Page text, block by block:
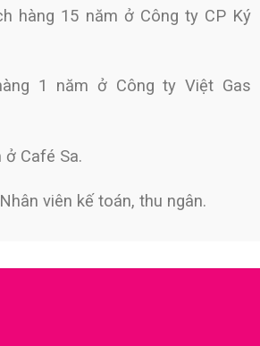
hàng 15 năm ở Công ty CP Ký
1 năm ở Công ty Việt Gas
ở Café Sa.
Nhân viên kế toán, thu ngân.